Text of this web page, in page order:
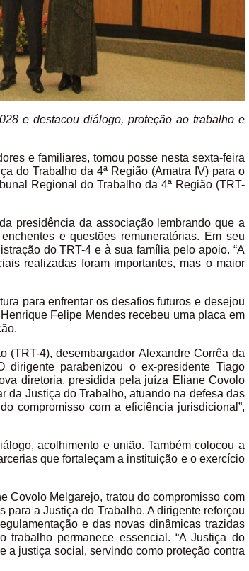
e destacou diálogo, proteção ao trabalho e
e familiares, tomou posse nesta sexta-feira
do Trabalho da 4ª Região (Amatra IV) para o
Regional do Trabalho da 4ª Região (TRT-
presidência da associação lembrando que a
e questões remuneratórias. Em seu
do TRT-4 e à sua família pelo apoio. “A
realizadas foram importantes, mas o maior
para enfrentar os desafios futuros e desejou
Felipe Mendes recebeu uma placa em
(TRT-4), desembargador Alexandre Corrêa da
parabenizou o ex-presidente Tiago
diretoria, presidida pela juíza Eliane Covolo
da Justiça do Trabalho, atuando na defesa das
compromisso com a eficiência jurisdicional”,
acolhimento e união. Também colocou a
que fortaleçam a instituição e o exercício
Covolo Melgarejo, tratou do compromisso com
a Justiça do Trabalho. A dirigente reforçou
e das novas dinâmicas trazidas
permanece essencial. “A Justiça do
a justiça social, servindo como proteção contra